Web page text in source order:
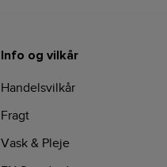
Info og vilkår
Handelsvilkår
Fragt
Vask & Pleje